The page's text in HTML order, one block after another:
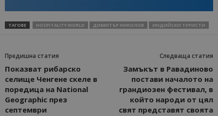
ТАГОВЕ HOSPITALITY WORLD ДИМИТЪР НИКОЛОВ ИНДИЙСКИ ТУРИСТИ
Предишна статия
Показват рибарско
селище Ченгене скеле в
поредица на National
Geographic през
септември
Следваща статия
Замъкът в Равадиново
постави началото на
грандиозен фестивал, в
който народи от цял
свят представят своята